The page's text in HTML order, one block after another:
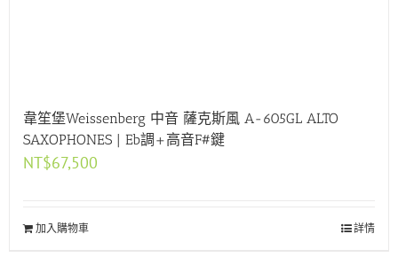
韋笙堡Weissenberg 中音 薩克斯風 A-605GL ALTO
SAXOPHONES | Eb調+高音F#鍵
NT$67,500
加入購物車 詳情